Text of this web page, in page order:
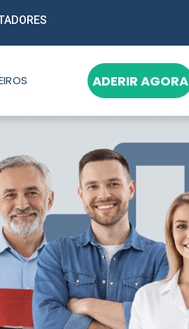
ADERIR AGORA